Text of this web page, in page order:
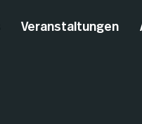
Veranstaltungen